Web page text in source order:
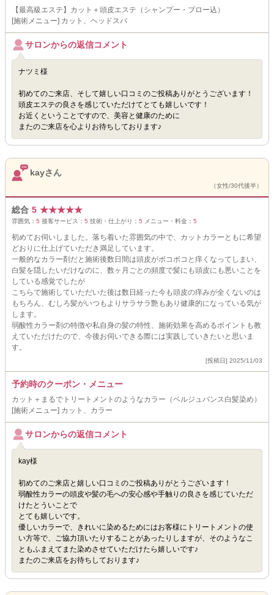
【最高級エステ】カット＋頭皮エステ（シャンプー・ブロー込）
[施術メニュー] カット、ヘッドスパ
サロンからの返信コメント
ナツミ様
初めてのご来店、そして嬉しい口コミのご投稿ありがとうございます！
頭皮エステの良さを感じていただけてとても嬉しいです！
お近くということですので、美容と健康のために
またのご来店を心よりお待ちしております♪
kayさん
（女性/30代後半）
総合 5 ★★★★★
雰囲気： 5 接客サービス： 5 技術・仕上がり： 5 メニュー・料金： 5
初めてお伺いしました。落ち着いた雰囲気の中で、カットカラーともに希望
どおりに仕上げていただき満足しています。
一般的なカラー剤だと施術後数日間は頭皮がボコボコと痒くなってしまい、
白髪を隠したいだけなのに、数ヶ月ごとの頻度で髪にも頭皮にも悪いことを
している感覚でしたが
こちらで施術していただいた後は数日経った今も頭皮の痒みが全くないのは
もちろん、むしろ髪がいつもよりサラサラ艶もあり健康的になっている気が
します。
弱酸性カラー剤の特徴や私自身の髪の特性、施術効果を高めるポイントも教
えていただけたので、今後お伺いできる際には実践していきたいと思いま
す。
[投稿日] 2025/11/03
予約時のクーポン・メニュー
カット＋まるでトリートメントのようなカラー（ベルジュバンス白髪染め）
[施術メニュー] カット、カラー
サロンからの返信コメント
kay様
初めてのご来店と嬉しい口コミのご投稿ありがとうございます！
弱酸性カラーの頭皮や髪の毛への安心感や手触りの良さを感じていただ
けたとういことで
とても嬉しいです。
優しいカラーで、きれいに染めるためにはお客様にトリートメントの使
い方等で、ご協力頂いたりすることがあったりしますが、そのようなこ
ともふまえてまた染めさせていただけたら嬉しいです♪
またのご来店をお待ちしております♪